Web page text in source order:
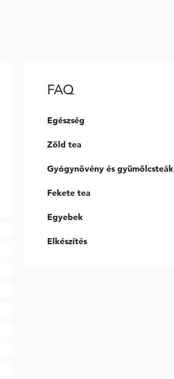
FAQ
Egészség
Zöld tea
Gyógynövény és gyümölcsteák
Fekete tea
Egyebek
Elkészítés